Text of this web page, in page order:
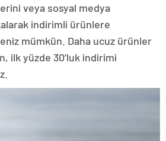
veya sosyal medya
indirimli ürünlere
mümkün. Daha ucuz ürünler
ilk yüzde 30’luk indirimi